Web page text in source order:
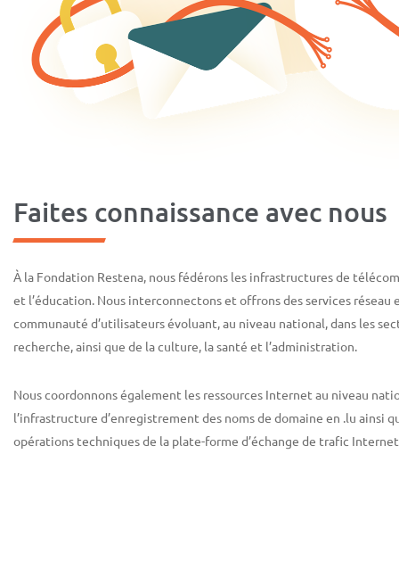
Faites connaissance avec nous
À la Fondation Restena, nous fédérons les infrastructures de
et l’éducation. Nous interconnectons et offrons des services réseau
communauté d’utilisateurs évoluant, au niveau national, dans les
recherche, ainsi que de la culture, la santé et l’administration.
Nous coordonnons également les ressources Internet au niveau
l’infrastructure d’enregistrement des noms de domaine en .lu ainsi
opérations techniques de la plate-forme d’échange de trafic Internet